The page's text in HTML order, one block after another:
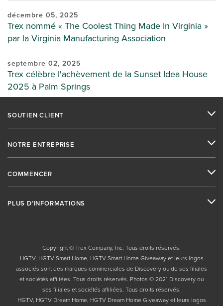
décembre 05, 2025
Trex nommé « The Coolest Thing Made In Virginia »
par la Virginia Manufacturing Association
septembre 02, 2025
Trex célèbre l'achèvement de la Sunset Idea House
2025 à Palm Springs
SOUTIEN CLIENT
NOTRE ENTREPRISE
COMMENCER
PLUS D’INFORMATIONS
Copyright © Trex Company, Inc. Tous droits réservés.
HGTV, HGTV Smart Home, HGTV Smart Home Giveaway et leurs logos
associés sont des marques commerciales de Discovery ou de ses filiales
et sociétés affiliées. Tous droits réservés. Photos © 2021 Discovery ou
ses filiales et sociétés affiliées. Tous droits réservés.
HGTV, HGTV Dream Home, HGTV Dream Home Giveaway et leurs logos